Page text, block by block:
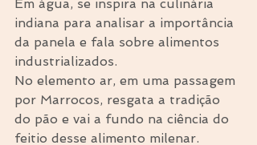
Em água, se inspira na culinária
indiana para analisar a importância
da panela e fala sobre alimentos
industrializados.
No elemento ar, em uma passagem
por Marrocos, resgata a tradição
do pão e vai a fundo na ciência do
feitio desse alimento milenar.